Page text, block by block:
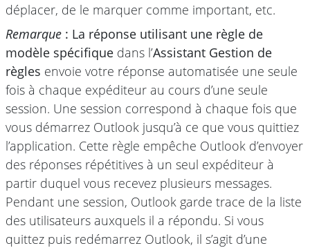
déplacer, de le marquer comme important, etc.
Remarque : La réponse utilisant une règle de
modèle spécifique dans l’Assistant Gestion de
règles envoie votre réponse automatisée une seule
fois à chaque expéditeur au cours d’une seule
session. Une session correspond à chaque fois que
vous démarrez Outlook jusqu’à ce que vous quittiez
l’application. Cette règle empêche Outlook d’envoyer
des réponses répétitives à un seul expéditeur à
partir duquel vous recevez plusieurs messages.
Pendant une session, Outlook garde trace de la liste
des utilisateurs auxquels il a répondu. Si vous
quittez puis redémarrez Outlook, il s’agit d’une